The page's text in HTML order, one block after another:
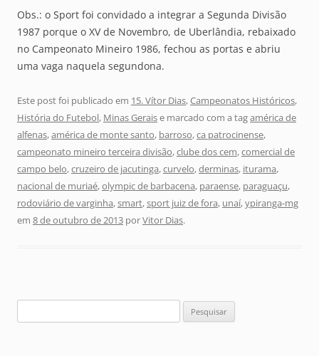
Obs.: o Sport foi convidado a integrar a Segunda Divisão
1987 porque o XV de Novembro, de Uberlândia, rebaixado
no Campeonato Mineiro 1986, fechou as portas e abriu
uma vaga naquela segundona.
Este post foi publicado em 15. Vítor Dias,Campeonatos Históricos,
História do Futebol, Minas Geraise marcado com a tagamérica de
alfenas,américa de monte santo, barroso,ca patrocinense,
campeonato mineiro terceira divisão,clube dos cem,comercial de
campo belo,cruzeiro de jacutinga,curvelo,derminas, iturama,
nacional de muriaé,olympic de barbacena, paraense, paraguaçu,
rodoviário de varginha,smart,sport juiz de fora, unaí,ypiranga-mg
em 8 de outubro de 2013 porVitor Dias.
por: